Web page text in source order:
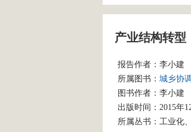
产业结构转型
报告作者： 李小建
所属图书： 城乡协
图书作者： 李小建
出版时间：2015年
所属丛书： 工业化